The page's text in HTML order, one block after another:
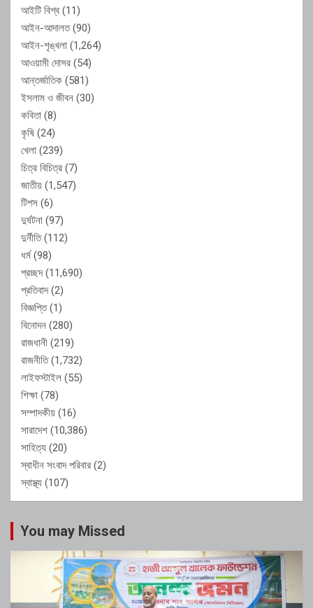
আইটি বিশ্ব (11)
আইন-আদালত(90)
আইন-শৃঙ্খলা (1,264)
আওয়ামী দোসর (54)
আন্তর্জাতিক (581)
ইসলাম ও জীবন (30)
কবিতা (8)
কৃষি (24)
খেলা (239)
চিত্র বিচিত্র (7)
জাতীয় (1,547)
টিপস (6)
দুর্ঘটনা (97)
দুর্নীতি(112)
ধর্ম(98)
প্রচ্ছদ(11,690)
প্রতিবাদ(2)
বিজ্ঞপ্তি(1)
বিনোদন (280)
রাজধানী (219)
রাজনীতি(1,732)
লাইফস্টাইল (55)
শিক্ষা (78)
সম্পাদকীয় (16)
সারাদেশ (10,386)
সাহিত্য (20)
স্বাধীন সংবাদ পরিবার (2)
স্বাস্থ্য (107)
You may Missed